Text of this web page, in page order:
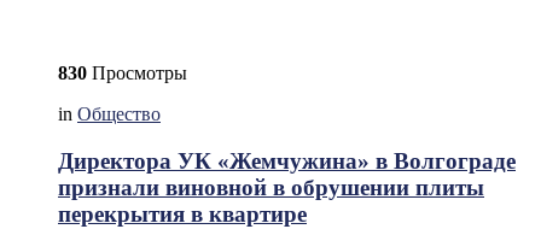
830 Просмотры
in Общество
Директора УК «Жемчужина» в Волгограде
признали виновной в обрушении плиты
перекрытия в квартире